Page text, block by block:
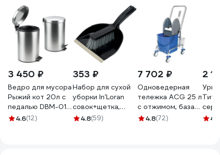
3 450 ₽
Ведро для мусора
Рыжий кот 20л с
педалью DBM-01-
20 310432
4.6(12)
353 ₽
Набор для сухой
уборки In'Loran
совок+щетка,
черный SO-150BK
4.8(59)
7 702 ₽
Одноведерная
тележка ACG 25 л
с отжимом, база
хром, корзина для
4.8(72)
2
4.7